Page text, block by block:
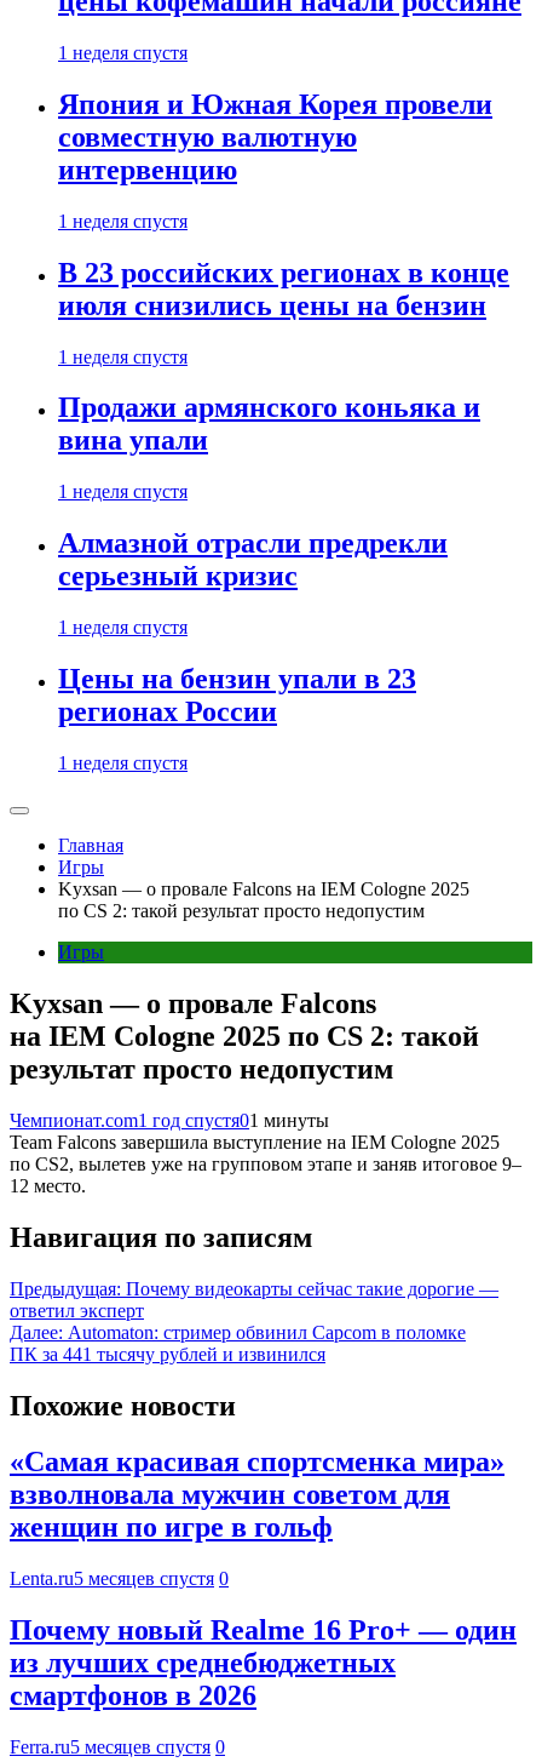
1 неделя спустя
Япония и Южная Корея провели
совместную валютную
интервенцию
1 неделя спустя
В 23 российских регионах в конце
июля снизились цены на бензин
1 неделя спустя
Продажи армянского коньяка и
вина упали
1 неделя спустя
Алмазной отрасли предрекли
серьезный кризис
1 неделя спустя
Цены на бензин упали в 23
регионах России
1 неделя спустя
Главная
Игры
Kyxsan — о провале Falcons на IEM Cologne 2025
по CS 2: такой результат просто недопустим
Игры
Kyxsan — о провале Falcons
на IEM Cologne 2025 по CS 2: такой
результат просто недопустим
Чемпионат.com1 год спустя01 минуты
Team Falcons завершила выступление на IEM Cologne 2025
по CS2, вылетев уже на групповом этапе и заняв итоговое 9–
12 место.
Навигация по записям
Предыдущая: Почему видеокарты сейчас такие дорогие —
ответил эксперт
Далее: Automaton: стример обвинил Capcom в поломке
ПК за 441 тысячу рублей и извинился
Похожие новости
«Самая красивая спортсменка мира»
взволновала мужчин советом для
женщин по игре в гольф
Lenta.ru5 месяцев спустя 0
Почему новый Realme 16 Pro+ — один
из лучших среднебюджетных
смартфонов в 2026
Ferra.ru5 месяцев спустя 0